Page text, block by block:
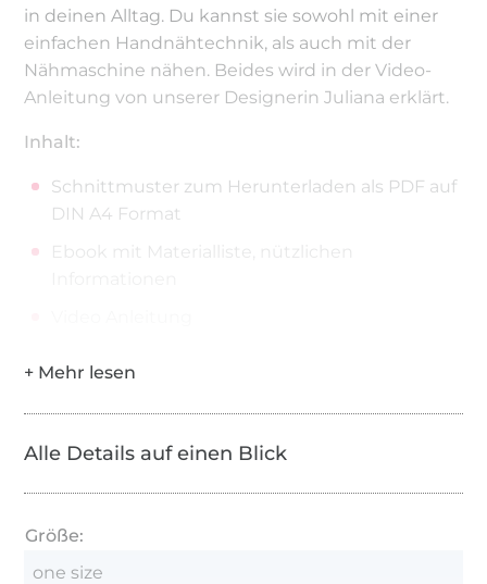
in deinen Alltag. Du kannst sie sowohl mit einer
einfachen Handnähtechnik, als auch mit der
Nähmaschine nähen. Beides wird in der Video-
Anleitung von unserer Designerin Juliana erklärt.
Inhalt:
Schnittmuster zum Herunterladen als PDF auf
DIN A4 Format
Ebook mit Materialliste, nützlichen
Alle Details auf einen Blick
Größe:
one size